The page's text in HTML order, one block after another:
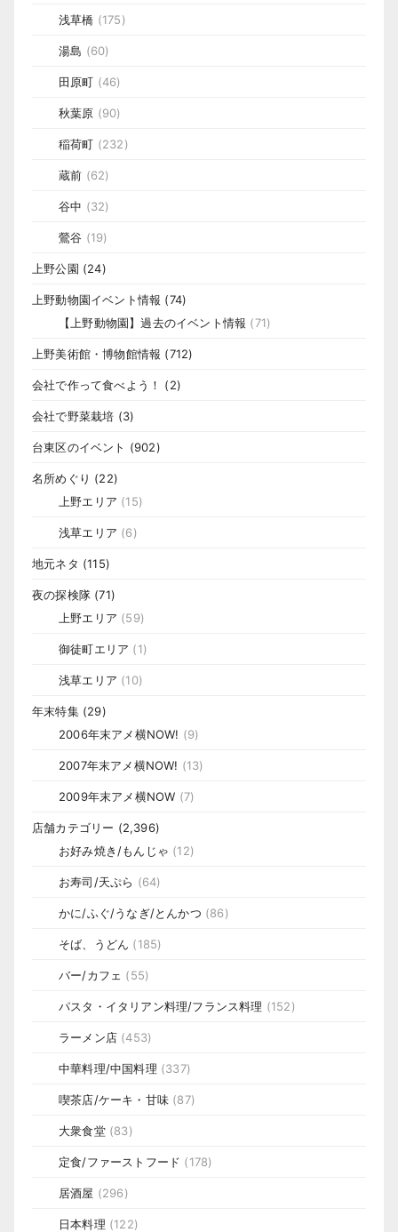
浅草橋 (175)
湯島 (60)
田原町 (46)
秋葉原 (90)
稲荷町 (232)
蔵前 (62)
谷中 (32)
鶯谷 (19)
上野公園 (24)
上野動物園イベント情報 (74)
【上野動物園】過去のイベント情報 (71)
上野美術館・博物館情報 (712)
会社で作って食べよう！ (2)
会社で野菜栽培 (3)
台東区のイベント (902)
名所めぐり (22)
上野エリア (15)
浅草エリア (6)
地元ネタ (115)
夜の探検隊 (71)
上野エリア (59)
御徒町エリア (1)
浅草エリア (10)
年末特集(29)
2006年末アメ横NOW! (9)
2007年末アメ横NOW! (13)
2009年末アメ横NOW (7)
店舗カテゴリー (2,396)
お好み焼き/もんじゃ (12)
お寿司/天ぷら (64)
かに/ふぐ/うなぎ/とんかつ (86)
そば、うどん (185)
バー/カフェ (55)
パスタ・イタリアン料理/フランス料理 (152)
ラーメン店 (453)
中華料理/中国料理 (337)
喫茶店/ケーキ・甘味 (87)
大衆食堂(83)
定食/ファーストフード (178)
居酒屋 (296)
日本料理 (122)